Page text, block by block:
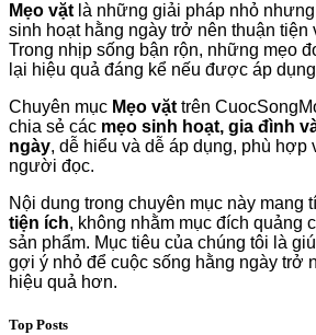
Mẹo vặt là những giải pháp nhỏ
sinh hoạt hằng ngày trở nên thuận tiện
Trong nhịp sống bận rộn, những mẹo
lại hiệu quả đáng kể nếu được áp
Chuyên mục Mẹo vặt trên
chia sẻ các mẹo sinh hoạt, gia đình
ngày, dễ hiểu và dễ áp dụng, phù
người đọc.
Nội dung trong chuyên mục này mang
tiện ích, không nhằm mục đích quảng
sản phẩm. Mục tiêu của chúng tôi là
gợi ý nhỏ để cuộc sống hằng ngày trở
hiệu quả hơn.
Top Posts